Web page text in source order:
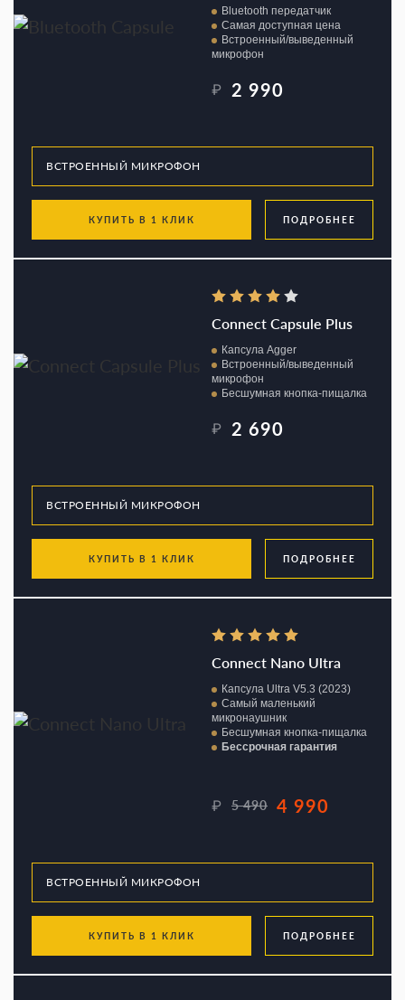
Bluetooth передатчик
Самая доступная цена
Встроенный/выведенный
микрофон
₽ 2 990
КУПИТЬ В 1 КЛИК ПОДРОБНЕЕ
Connect Capsule Plus
Капсула Agger
Встроенный/выведенный
микрофон
Бесшумная кнопка-пищалка
₽ 2 690
КУПИТЬ В 1 КЛИК ПОДРОБНЕЕ
Connect Nano Ultra
Капсула Ultra V5.3 (2023)
Самый маленький
микронаушник
Бесшумная кнопка-пищалка
Бессрочная гарантия
₽ 5 490 4 990
КУПИТЬ В 1 КЛИК ПОДРОБНЕЕ